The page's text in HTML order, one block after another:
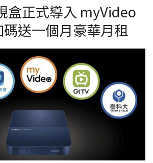
盒正式導入 myVideo
送一個月豪華月租